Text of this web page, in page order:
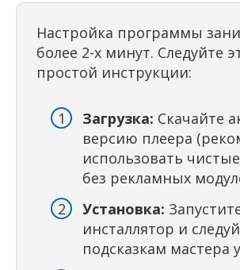
Настройка программы
более 2-х минут. Следуйте
простой инструкции:
Загрузка: Скачайте
версию плеера
использовать
без рекламных
Установка:
инсталлятор и
подсказкам мастера